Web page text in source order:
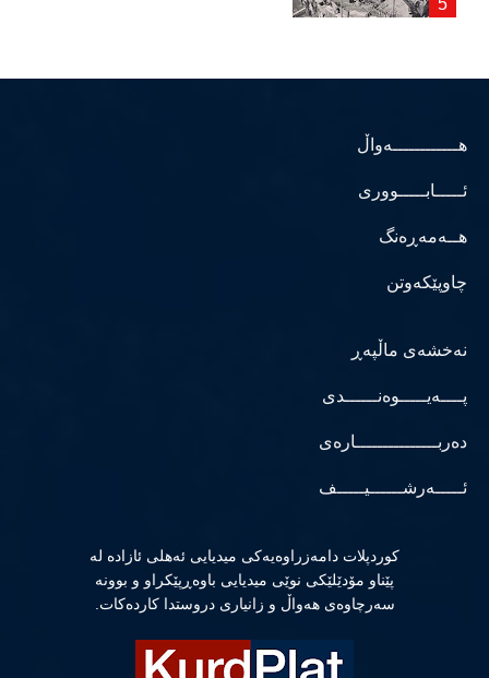
هــــــــــــەواڵ
ئـــــابـــــووری
هــەمەڕەنگ
چاوپێکەوتن
نەخشەی ماڵپەڕ
پــــەیـــــوەنــــــدی
دەربـــــــــــــــارەی
ئـــــەرشــــــیـــــف
كوردپلات دامەزراوەیەكی میدیایی ئەهلی ئازادە لە
پێناو مۆدێلێكی نوێی میدیایی باوەڕپێكراو و بوونە
سەرچاوەی هەواڵ و زانیاری دروستدا كاردەكات.